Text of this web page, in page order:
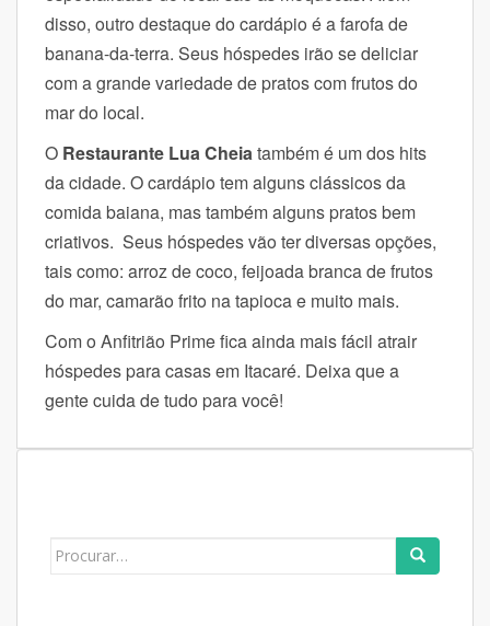
disso, outro destaque do cardápio é a farofa de
banana-da-terra. Seus hóspedes irão se deliciar
com a grande variedade de pratos com frutos do
mar do local.
O Restaurante Lua Cheia também é um dos hits
da cidade. O cardápio tem alguns clássicos da
comida baiana, mas também alguns pratos bem
criativos. Seus hóspedes vão ter diversas opções,
tais como: arroz de coco, feijoada branca de frutos
do mar, camarão frito na tapioca e muito mais.
Com o Anfitrião Prime fica ainda mais fácil atrair
hóspedes para casas em Itacaré. Deixa que a
gente cuida de tudo para você!
Search